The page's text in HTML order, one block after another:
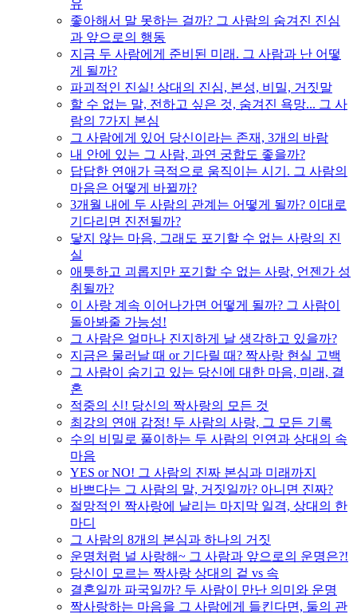
유
좋아해서 말 못하는 걸까? 그 사람의 숨겨진 진심
과 앞으로의 행동
지금 두 사람에게 준비된 미래. 그 사람과 난 어떻
게 될까?
파괴적인 진실! 상대의 진심, 본성, 비밀, 거짓말
할 수 없는 말, 전하고 싶은 것, 숨겨진 욕망... 그 사
람의 7가지 본심
그 사람에게 있어 당신이라는 존재, 3개의 바람
내 안에 있는 그 사람, 과연 궁합도 좋을까?
답답한 연애가 극적으로 움직이는 시기. 그 사람의
마음은 어떻게 바뀔까?
3개월 내에 두 사람의 관계는 어떻게 될까? 이대로
기다리면 진전될까?
닿지 않는 마음, 그래도 포기할 수 없는 사랑의 진
실
애틋하고 괴롭지만 포기할 수 없는 사랑, 언젠가 성
취될까?
이 사랑 계속 이어나가면 어떻게 될까? 그 사람이
돌아봐줄 가능성!
그 사람은 얼마나 진지하게 날 생각하고 있을까?
지금은 물러날 때 or 기다릴 때? 짝사랑 현실 고백
그 사람이 숨기고 있는 당신에 대한 마음, 미래, 결
혼
적중의 신! 당신의 짝사랑의 모든 것
최강의 연애 감정! 두 사람의 사랑, 그 모든 기록
수의 비밀로 풀이하는 두 사람의 인연과 상대의 속
마음
YES or NO! 그 사람의 진짜 본심과 미래까지
바쁘다는 그 사람의 말, 거짓일까? 아니면 진짜?
절망적인 짝사랑에 날리는 마지막 일격, 상대의 한
마디
그 사람의 8개의 본심과 하나의 거짓
운명처럼 널 사랑해~ 그 사람과 앞으로의 운명은?!
당신이 모르는 짝사랑 상대의 겉 vs 속
결혼일까 파국일까? 두 사람이 만난 의미와 운명
짝사랑하는 마음을 그 사람에게 들킨다면, 둘의 관